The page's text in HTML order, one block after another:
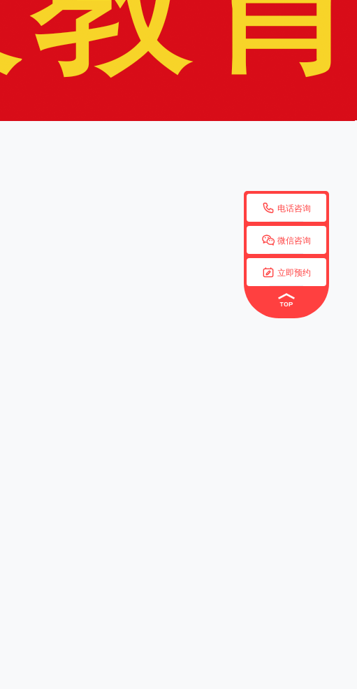
 电话咨询
 微信咨询
 立即预约